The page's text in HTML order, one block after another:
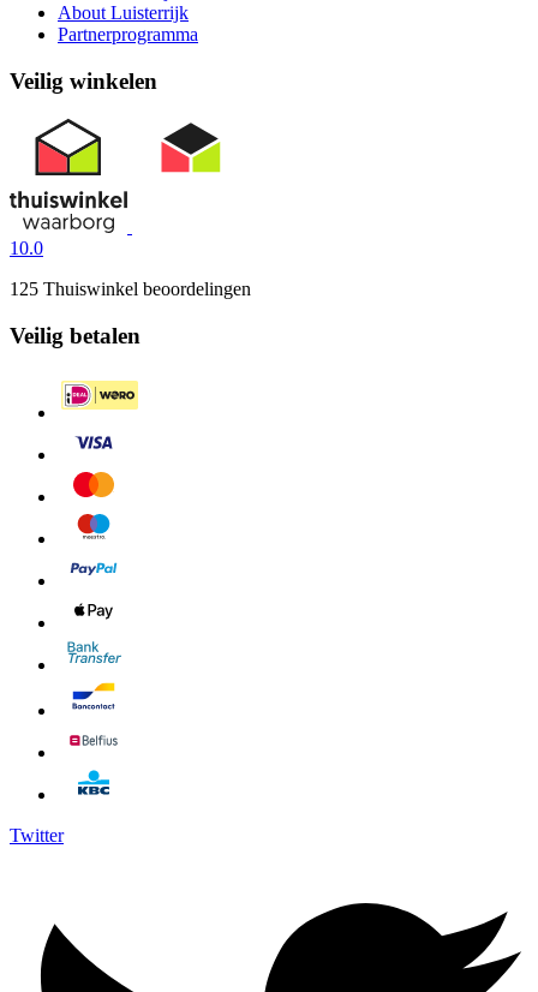
About Luisterrijk
Partnerprogramma
Veilig winkelen
10.0
125 Thuiswinkel beoordelingen
Veilig betalen
Twitter